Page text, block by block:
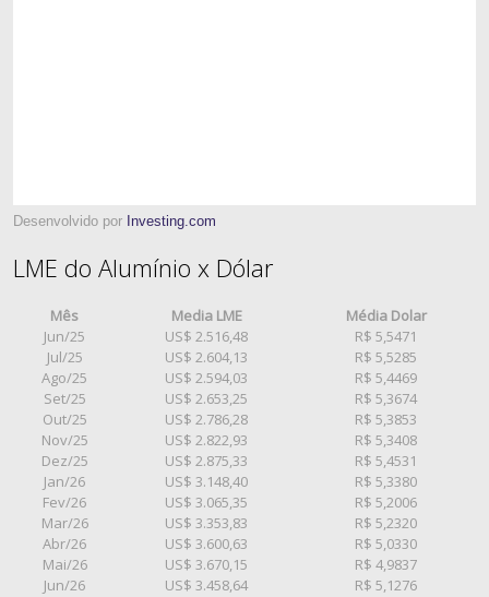
Desenvolvido por Investing.com
LME do Alumínio x Dólar
Mês Media LME
Média Dolar
Jun/25
US$ 2.516,48
R$ 5,5471
Jul/25
US$ 2.604,13
R$ 5,5285
Ago/25
US$ 2.594,03
R$ 5,4469
Set/25
US$ 2.653,25
R$ 5,3674
Out/25
US$ 2.786,28
R$ 5,3853
Nov/25
US$ 2.822,93
R$ 5,3408
Dez/25
US$ 2.875,33
R$ 5,4531
Jan/26
US$ 3.148,40
R$ 5,3380
Fev/26
US$ 3.065,35
R$ 5,2006
Mar/26
US$ 3.353,83
R$ 5,2320
Abr/26
US$ 3.600,63
R$ 5,0330
Mai/26
US$ 3.670,15
R$ 4,9837
Jun/26
US$ 3.458,64 R$ 5,1276